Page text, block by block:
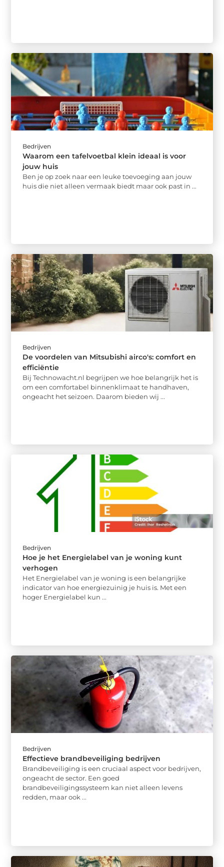
Bedrijven
Waarom een tafelvoetbal klein ideaal is voor
jouw huis
Ben je op zoek naar een leuke toevoeging aan jouw
huis die niet alleen vermaak biedt maar ook past in ...
Bedrijven
De voordelen van Mitsubishi airco's: comfort en
efficiëntie
Bij Technowacht.nl begrijpen we hoe belangrijk het is
om een comfortabel binnenklimaat te handhaven,
ongeacht het seizoen. Daarom bieden wij ...
Bedrijven
Hoe je het Energielabel van je woning kunt
verhogen
Het Energielabel van je woning is een belangrijke
indicator van hoe energiezuinig je huis is. Met een
hoger Energielabel kun ...
Bedrijven
Effectieve brandbeveiliging bedrijven
Brandbeveiliging is een cruciaal aspect voor bedrijven,
ongeacht de sector. Een goed
brandbeveiligingssysteem kan niet alleen levens
redden, maar ook ...